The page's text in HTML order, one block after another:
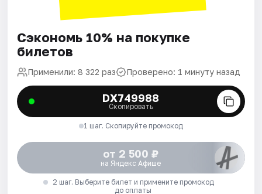
Сэкономь 10% на покупке
билетов
Применили: 8 322 раз Проверено: 1 минуту назад
DX749988
Скопировать
1 шаг. Скопируйте промокод
от 2 500 ₽
на Яндекс Афише
2 шаг. Выберите билет и примените промокод
до оплаты